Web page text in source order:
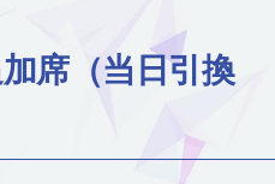
席（当日引換